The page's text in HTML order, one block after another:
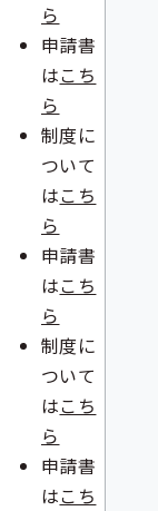
ら
申請書
はこち
ら
制度に
ついて
はこち
ら
申請書
はこち
ら
制度に
ついて
はこち
ら
申請書
はこち